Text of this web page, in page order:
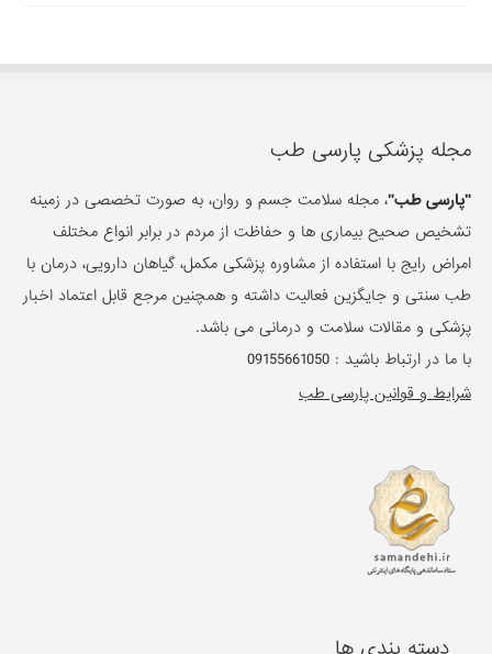
مجله پزشکی پارسی طب
"پارسی طب"، مجله سلامت جسم و روان، به صورت تخصصی در زمینه
تشخیص صحیح بیماری ها و حفاظت از مردم در برابر انواع مختلف
امراض رایج با استفاده از مشاوره پزشکی مکمل، گیاهان دارویی، درمان با
طب سنتی و جایگزین فعالیت داشته و همچنین مرجع قابل اعتماد اخبار
پزشکی و مقالات سلامت و درمانی می باشد.
با ما در ارتباط باشید :09155661050
شرایط و قوانین پارسی طب